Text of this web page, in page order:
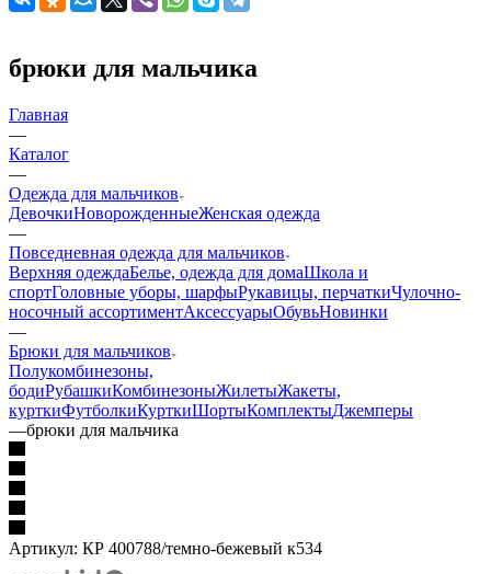
брюки для мальчика
Главная
—
Каталог
—
Одежда для мальчиков
ДевочкиНоворожденныеЖенская одежда
—
Повседневная одежда для мальчиков
Верхняя одеждаБелье, одежда для домаШкола и
спортГоловные уборы, шарфыРукавицы, перчаткиЧулочно-
носочный ассортиментАксессуарыОбувьНовинки
—
Брюки для мальчиков
Полукомбинезоны,
бодиРубашкиКомбинезоныЖилетыЖакеты,
курткиФутболкиКурткиШортыКомплектыДжемперы
—брюки для мальчика
Артикул: КР 400788/темно-бежевый к534